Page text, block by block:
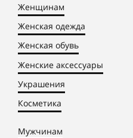
Женщинам
Женская одежда
Женская обувь
Женские аксессуары
Украшения
Косметика
Мужчинам